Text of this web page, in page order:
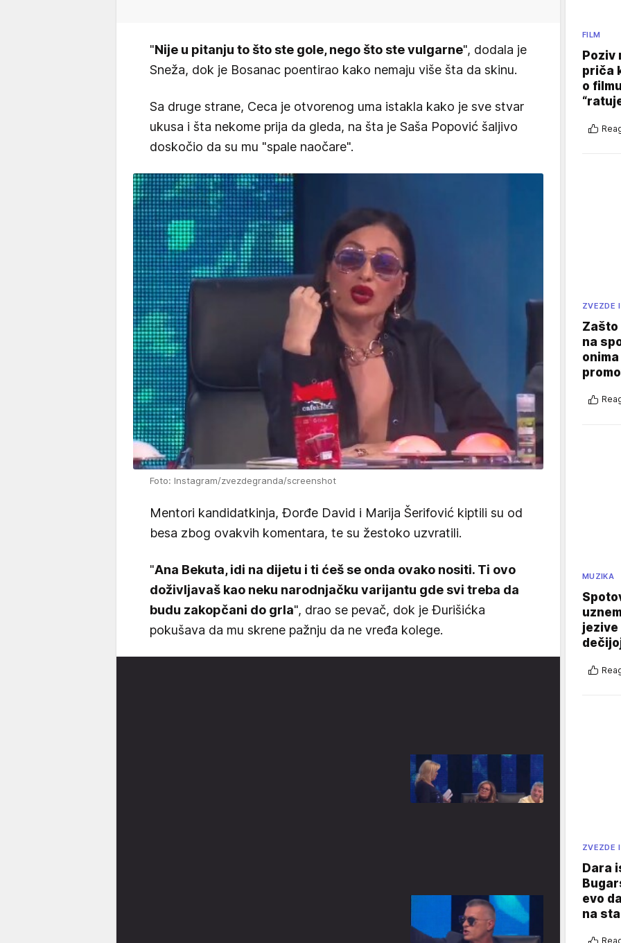
"Nije u pitanju to što ste gole, nego što ste vulgarne", dodala je
Sneža, dok je Bosanac poentirao kako nemaju više šta da skinu.
Sa druge strane, Ceca je otvorenog uma istakla kako je sve stvar
ukusa i šta nekome prija da gleda, na šta je Saša Popović šaljivo
doskočio da su mu "spale naočare".
Foto: Instagram/zvezdegranda/screenshot
Mentori kandidatkinja, Đorđe David i Marija Šerifović kiptili su od
besa zbog ovakvih komentara, te su žestoko uzvratili.
"Ana Bekuta, idi na dijetu i ti ćeš se onda ovako nositi. Ti ovo
doživljavaš kao neku narodnjačku varijantu gde svi treba da
budu zakopčani do grla", drao se pevač, dok je Đurišićka
pokušava da mu skrene pažnju da ne vređa kolege.
FILM
Poziv
priča
o
ZVEZDE
Zašto
na
MUZIKA
jezive
ZVEZDE
Dara
evo
na